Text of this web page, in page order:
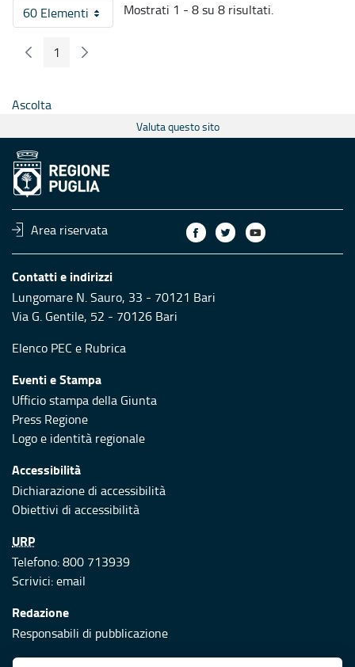
60 ElementiPer pagina
Mostrati 1 - 8 su 8 risultati.
Pagina Precedente
Pagina
1 Pagina Seguente
Ascolta
Valuta questo sito
Area riservata
Contatti e indirizzi
Lungomare N. Sauro, 33 - 70121 Bari
Via G. Gentile, 52 - 70126 Bari
Elenco PEC e Rubrica
Eventi e Stampa
Ufficio stampa della Giunta
Press Regione
Logo e identità regionale
Accessibilità
Dichiarazione di accessibilità
Obiettivi di accessibilità
URP
Telefono: 800 713939
Scrivici:email
Redazione
Responsabili di pubblicazione